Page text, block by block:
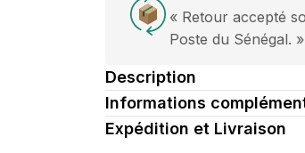
« Retour accepté
Poste du Sénégal. »
Description
Informations
Expédition et Livraison